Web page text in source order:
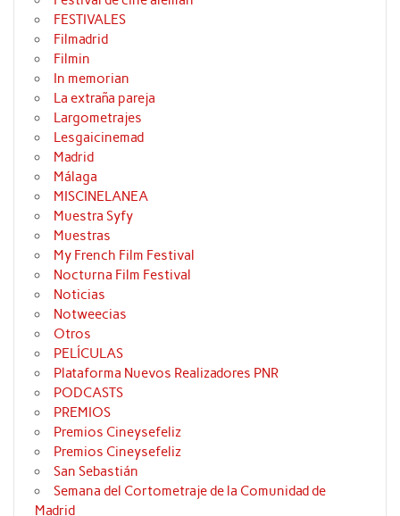
FESTIVALES
Filmadrid
Filmin
In memorian
La extraña pareja
Largometrajes
Lesgaicinemad
Madrid
Málaga
MISCINELANEA
Muestra Syfy
Muestras
My French Film Festival
Nocturna Film Festival
Noticias
Notweecias
Otros
PELÍCULAS
Plataforma Nuevos Realizadores PNR
PODCASTS
PREMIOS
Premios Cineysefeliz
Premios Cineysefeliz
San Sebastián
Semana del Cortometraje de la Comunidad de
Madrid